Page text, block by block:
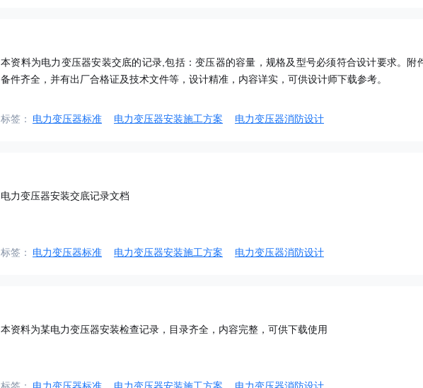
本资料为电力变压器安装交底的记录,包括：变压器的容量，规格及型号必须符合设计要求。附
备件齐全，并有出厂合格证及技术文件等，设计精准，内容详实，可供设计师下载参考。
标签： 电力变压器标准 电力变压器安装施工方案 电力变压器消防设计
电力变压器安装交底记录文档
标签： 电力变压器标准 电力变压器安装施工方案 电力变压器消防设计
本资料为某电力变压器安装检查记录，目录齐全，内容完整，可供下载使用